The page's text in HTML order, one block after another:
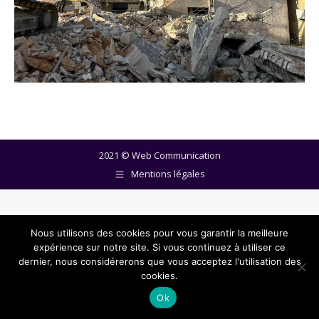
2021 © Web Communication
Mentions légales
Nous utilisons des cookies pour vous garantir la meilleure
expérience sur notre site. Si vous continuez à utiliser ce
dernier, nous considérerons que vous acceptez l'utilisation des
cookies.
Ok